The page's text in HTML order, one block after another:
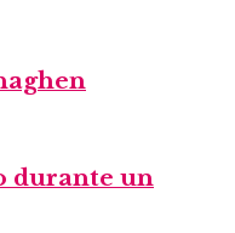
durante un